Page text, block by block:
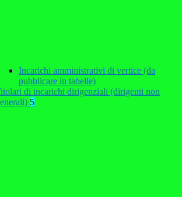
Incarichi amministrativi di vertice (da
pubblicare in tabelle)
di incarichi dirigenziali (dirigenti non
5